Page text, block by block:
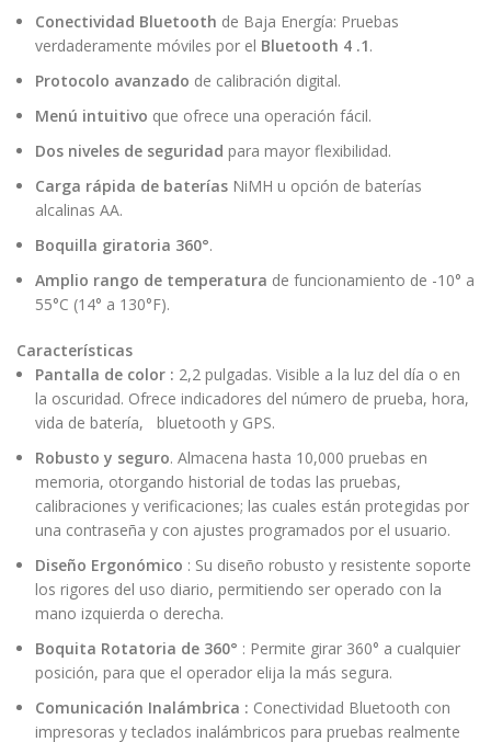
Conectividad Bluetooth de Baja Energía: Pruebas
verdaderamente móviles por el Bluetooth 4 .1.
Protocolo avanzado de calibración digital.
Menú intuitivo que ofrece una operación fácil.
Dos niveles de seguridad para mayor flexibilidad.
Carga rápida de baterías NiMH u opción de baterías
alcalinas AA.
Boquilla giratoria 360°.
Amplio rango de temperatura de funcionamiento de -10° a
55°C (14° a 130°F).
Características
Pantalla de color : 2,2 pulgadas. Visible a la luz del día o en
la oscuridad. Ofrece indicadores del número de prueba, hora,
vida de batería, bluetooth y GPS.
Robusto y seguro. Almacena hasta 10,000 pruebas en
memoria, otorgando historial de todas las pruebas,
calibraciones y verificaciones; las cuales están protegidas por
una contraseña y con ajustes programados por el usuario.
Diseño Ergonómico : Su diseño robusto y resistente soporte
los rigores del uso diario, permitiendo ser operado con la
mano izquierda o derecha.
Boquita Rotatoria de 360° : Permite girar 360° a cualquier
posición, para que el operador elija la más segura.
Comunicación Inalámbrica : Conectividad Bluetooth con
impresoras y teclados inalámbricos para pruebas realmente